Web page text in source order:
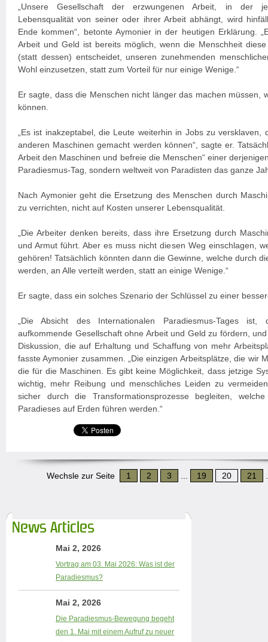
„Unsere Gesellschaft der erzwungenen Arbeit, in der
Lebensqualität von seiner oder ihrer Arbeit abhängt, wird
Ende kommen“, betonte Aymonier in der heutigen Erklärung.
Arbeit und Geld ist bereits möglich, wenn die Menschheit
(statt dessen) entscheidet, unseren zunehmenden
Wohl einzusetzen, statt zum Vorteil für nur einige Wenige.“
Er sagte, dass die Menschen nicht länger das machen müssen,
können.
„Es ist inakzeptabel, die Leute weiterhin in Jobs zu
anderen Maschinen gemacht werden können“, sagte er.
Arbeit den Maschinen und befreie die Menschen“ einer
Paradiesmus-Tag, sondern weltweit von Paradisten das ganze
Nach Aymonier geht die Ersetzung des Menschen durch
zu verrichten, nicht auf Kosten unserer Lebensqualität.
„Die Arbeiter denken bereits, dass ihre Ersetzung durch
und Armut führt. Aber es muss nicht diesen Weg einschlagen,
gehören! Tatsächlich könnten dann die Gewinne, welche durch
werden, an Alle verteilt werden, statt an einige Wenige.“
Er sagte, dass ein solches Szenario der Schlüssel zu einer
„Die Absicht des Internationalen Paradiesmus-Tages
aufkommende Gesellschaft ohne Arbeit und Geld zu fördern,
Diskussion, die auf Erhaltung und Schaffung von mehr
fasste Aymonier zusammen. „Die einzigen Arbeitsplätze, die wir
die für die Maschinen. Es gibt keine Möglichkeit, dass jetzige
wichtig, mehr Reibung und menschliches Leiden zu
sicher durch die Transformationsprozesse begleiten,
Paradieses auf Erden führen werden.“
Wechsle zur Seite 1 2 3 19 20 21
News Articles
Mai 2, 2026
Vortrag am 03. Mai 2026: Was ist der
Paradiesmus?
Mai 2, 2026
Die Paradiesmus-Bewegung begeht
den 1. Mai mit einem Aufruf zu neuer